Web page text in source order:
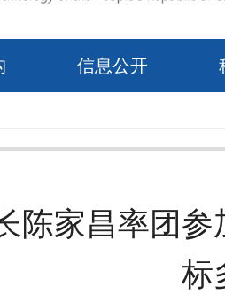
信息公开
陈家昌率团参
标